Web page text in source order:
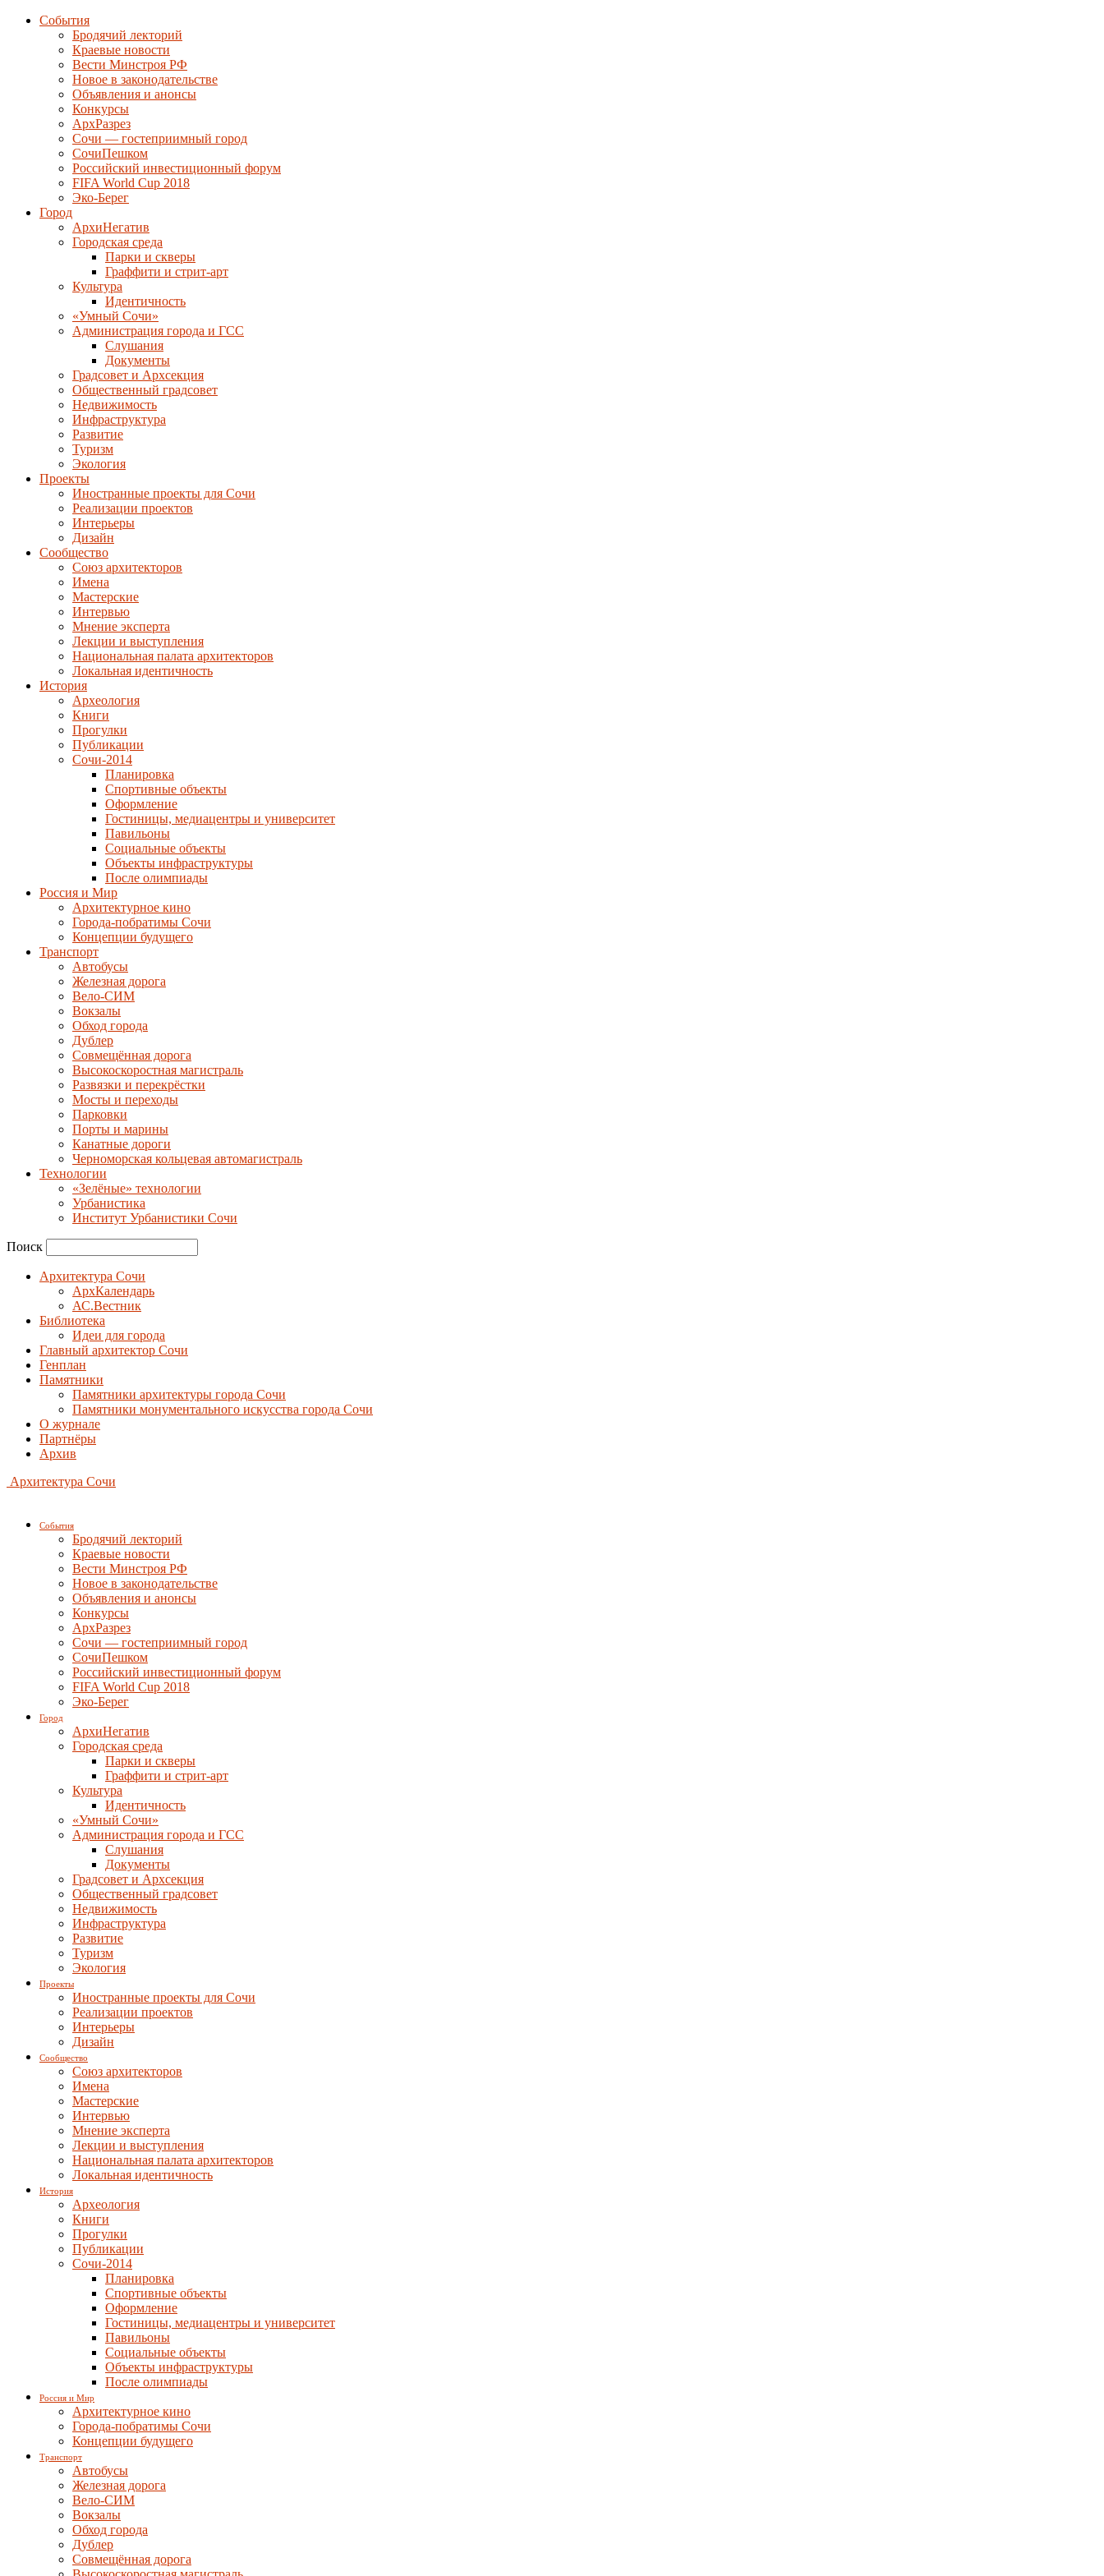
События
Бродячий лекторий
Краевые новости
Вести Минстроя РФ
Новое в законодательстве
Объявления и анонсы
Конкурсы
АрхРазрез
Сочи — гостеприимный город
СочиПешком
Российский инвестиционный форум
FIFA World Cup 2018
Эко-Берег
Город
АрхиНегатив
Городская среда
Парки и скверы
Граффити и стрит-арт
Культура
Идентичность
«Умный Сочи»
Администрация города и ГСС
Слушания
Документы
Градсовет и Архсекция
Общественный градсовет
Недвижимость
Инфраструктура
Развитие
Туризм
Экология
Проекты
Иностранные проекты для Сочи
Реализации проектов
Интерьеры
Дизайн
Сообщество
Союз архитекторов
Имена
Мастерские
Интервью
Мнение эксперта
Лекции и выступления
Национальная палата архитекторов
Локальная идентичность
История
Археология
Книги
Прогулки
Публикации
Сочи-2014
Планировка
Спортивные объекты
Оформление
Гостиницы, медиацентры и университет
Павильоны
Социальные объекты
Объекты инфраструктуры
После олимпиады
Россия и Мир
Архитектурное кино
Города-побратимы Сочи
Концепции будущего
Транспорт
Автобусы
Железная дорога
Вело-СИМ
Вокзалы
Обход города
Дублер
Совмещённая дорога
Высокоскоростная магистраль
Развязки и перекрёстки
Мосты и переходы
Парковки
Порты и марины
Канатные дороги
Черноморская кольцевая автомагистраль
Технологии
«Зелёные» технологии
Урбанистика
Институт Урбанистики Сочи
Поиск
Архитектура Сочи
АрхКалендарь
АС.Вестник
Библиотека
Идеи для города
Главный архитектор Сочи
Генплан
Памятники
Памятники архитектуры города Сочи
Памятники монументального искусства города Сочи
О журнале
Партнёры
Архив
Архитектура Сочи
События
Бродячий лекторий
Краевые новости
Вести Минстроя РФ
Новое в законодательстве
Объявления и анонсы
Конкурсы
АрхРазрез
Сочи — гостеприимный город
СочиПешком
Российский инвестиционный форум
FIFA World Cup 2018
Эко-Берег
Город
АрхиНегатив
Городская среда
Парки и скверы
Граффити и стрит-арт
Культура
Идентичность
«Умный Сочи»
Администрация города и ГСС
Слушания
Документы
Градсовет и Архсекция
Общественный градсовет
Недвижимость
Инфраструктура
Развитие
Туризм
Экология
Проекты
Иностранные проекты для Сочи
Реализации проектов
Интерьеры
Дизайн
Сообщество
Союз архитекторов
Имена
Мастерские
Интервью
Мнение эксперта
Лекции и выступления
Национальная палата архитекторов
Локальная идентичность
История
Археология
Книги
Прогулки
Публикации
Сочи-2014
Планировка
Спортивные объекты
Оформление
Гостиницы, медиацентры и университет
Павильоны
Социальные объекты
Объекты инфраструктуры
После олимпиады
Россия и Мир
Архитектурное кино
Города-побратимы Сочи
Концепции будущего
Транспорт
Автобусы
Железная дорога
Вело-СИМ
Вокзалы
Обход города
Дублер
Совмещённая дорога